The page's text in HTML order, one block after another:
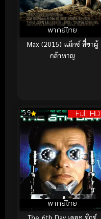
พากย์ไทย
Max (2015) แม็กซ์ สี่ขาผู้
กล้าหาญ
Full HD
พากย์ไทย
5.9
The 6th Day เดอะ ซิกซ์